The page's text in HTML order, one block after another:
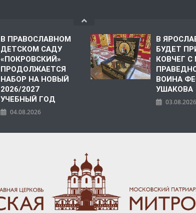
В ПРАВОСЛАВНОМ
ДЕТСКОМ САДУ
«ПОКРОВСКИЙ»
ПРОДОЛЖАЕТСЯ
НАБОР НА НОВЫЙ
2026/2027
УЧЕБНЫЙ ГОД
04.08.2026
В
БУДЕТ
КОВЧЕГ
ВОИНА
УШАКОВА
03.08.2026